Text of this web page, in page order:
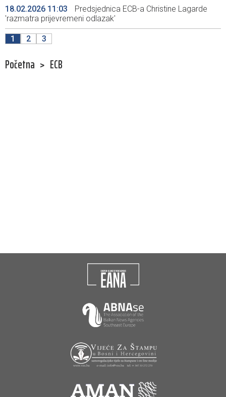
18.02.2026 11:03
Predsjednica ECB-a Christine Lagarde
'razmatra prijevremeni odlazak'
1 2 3
Početna > ECB